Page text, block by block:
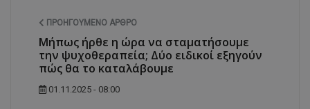
ΠΡΟΗΓΟΎΜΕΝΟ ΆΡΘΡΟ
Μήπως ήρθε η ώρα να σταματήσουμε
την ψυχοθεραπεία; Δύο ειδικοί εξηγούν
πώς θα το καταλάβουμε
01.11.2025 - 08:00